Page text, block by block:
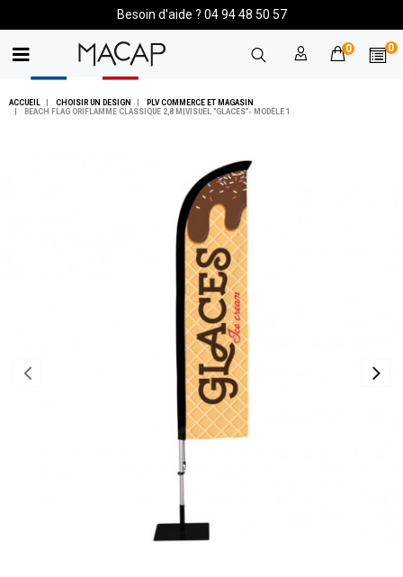
Besoin d'aide ? 04 94 48 50 57
0 0
ACCUEIL CHOISIR UN DESIGN
PLV COMMERCE ET MAGASIN
BEACH FLAG ORIFLAMME CLASSIQUE 2,8 M|VISUEL "GLACES"- MODÈLE 1